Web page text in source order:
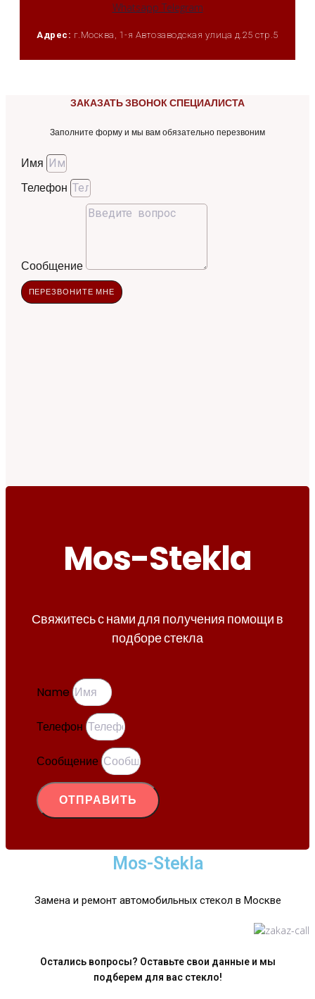
Whatsapp Telegram
Адрес: г.Москва, 1-я Автозаводская улица д.25 стр.5
ЗАКАЗАТЬ ЗВОНОК СПЕЦИАЛИСТА
Заполните форму и мы вам обязательно перезвоним
Имя
Телефон
Сообщение
ПЕРЕЗВОНИТЕ МНЕ
Mos-Stekla
Свяжитесь с нами для получения помощи в
подборе стекла
Name
Телефон
Сообщение
ОТПРАВИТЬ
Mos-Stekla
Замена и ремонт автомобильных стекол в Москве
Остались вопросы? Оставьте свои данные и мы
подберем для вас стекло!